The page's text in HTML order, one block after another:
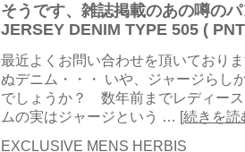
そうです、雑誌掲載のあの噂の
JERSEY DENIM TYPE 505 (
最近よくお問い合わせを頂いており
ぬデニム・・・ いや、ジャージらし
でしょうか？ 数年前までレディー
ムの実はジャージという … [続きを読
EXCLUSIVE MENS HERBIS